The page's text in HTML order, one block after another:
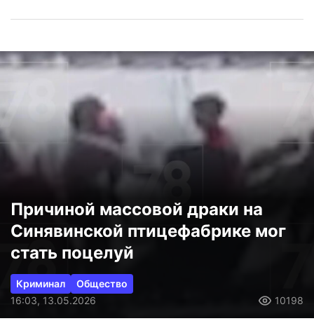
Причиной массовой драки на
Синявинской птицефабрике мог
стать поцелуй
Криминал
Общество
16:03, 13.05.2026
10198